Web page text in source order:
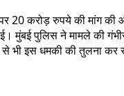
करोड़ रुपये की मांग की
मुंबई पुलिस ने मामले की
इस धमकी की तुलना कर